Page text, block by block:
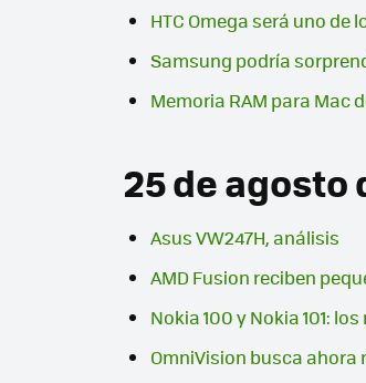
HTC Omega será uno de
Samsung podría
Memoria RAM para Mac
25 de agosto
Asus VW247H, análisis
AMD Fusion reciben
Nokia 100 y Nokia 101:
OmniVision busca ahora